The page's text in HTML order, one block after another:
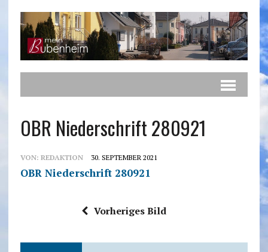
OBR Niederschrift 280921
VON: REDAKTION 30. SEPTEMBER 2021
OBR Niederschrift 280921
Vorheriges Bild